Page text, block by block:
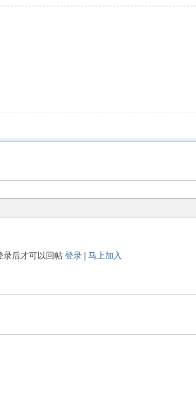
录后才可以回帖 登录| 马上加入